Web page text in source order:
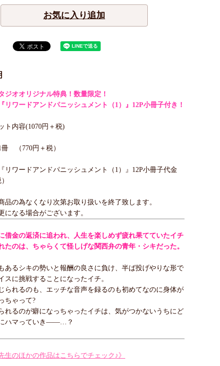
お気に入り追加
ジオオリジナル特典！数量限定！
リワードアンドパニッシュメント（1）』12P小冊子付き！
ト内容(1070円＋税)
冊 （770円＋税）
リワードアンドパニッシュメント（1）』12P小冊子代金
品の為なくなり次第お取り扱いを終了致します。
になる場合がございます。
借金の返済に追われ、人生を楽しめず疲れ果てていたイチ
たのは、ちゃらくて怪しげな関西弁の青年・シキだった。
あるシキの勢いと報酬の良さに負け、半ば投げやりな形で
スに挑戦することになったイチ。
られるのも、エッチな音声を録るのも初めてなのに身体が
ちゃって?
れるのが癖になっちゃったイチは、気がつかないうちにど
ハマっていき――…？
生のほかの作品はこちらでチェック♪》